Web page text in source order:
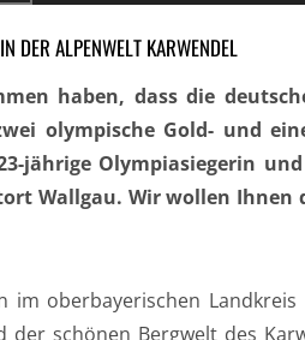
DER ALPENWELT KARWENDEL
haben, dass die
olympische Gold- und
jährige Olympiasiegerin
Wallgau. Wir wollen Ihnen
im oberbayerischen Landkreis
der schönen Bergwelt des